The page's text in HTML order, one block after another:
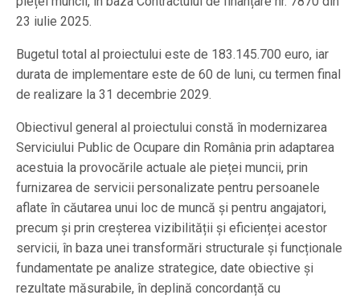
23 iulie 2025.
Bugetul total al proiectului este de 183.145.700 euro, iar
durata de implementare este de 60 de luni, cu termen final
de realizare la 31 decembrie 2029.
Obiectivul general al proiectului constă în modernizarea
Serviciului Public de Ocupare din România prin adaptarea
acestuia la provocările actuale ale pieței muncii, prin
furnizarea de servicii personalizate pentru persoanele
aflate în căutarea unui loc de muncă și pentru angajatori,
precum și prin creșterea vizibilității și eficienței acestor
servicii, în baza unei transformări structurale și funcționale
fundamentate pe analize strategice, date obiective și
rezultate măsurabile, în deplină concordanță cu